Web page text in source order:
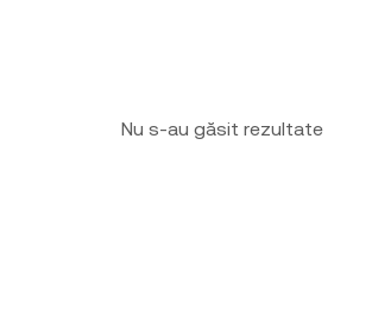
Nu s-au găsit rezultate